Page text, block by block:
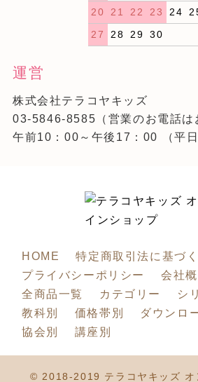
20
21 22 23 24
27
28 29 30
運営
株式会社テラコヤキッズ
03-5846-8585 （営業のお電話
午前10：00～午後17：00 （平日
HOME
特定商取引法に基づ
プライバシーポリシー
会社
全商品一覧
カテゴリー シ
教科別
価格帯別
ダウンロ
協会別
講座別
© 2018-2019 テラコヤキッズ オ